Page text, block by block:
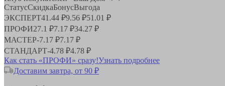
СтатусСкидкаБонусВыгода
ЭКСПЕРТ41.44 ₽9.56 ₽51.01 ₽
ПРОФИ27.1 ₽7.17 ₽34.27 ₽
МАСТЕР-7.17 ₽7.17 ₽
СТАНДАРТ-4.78 ₽4.78 ₽
Как стать «ПРОФИ» сразу!Узнать подробнее
Доставим завтра, от 90 ₽